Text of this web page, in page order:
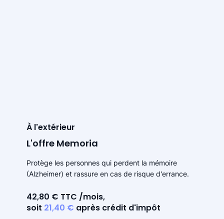
À l'extérieur
L'offre Memoria
Protège les personnes qui perdent la mémoire
(Alzheimer) et rassure en cas de risque d'errance.
42,80 € TTC /mois,
soit 21,40 € après crédit d'impôt